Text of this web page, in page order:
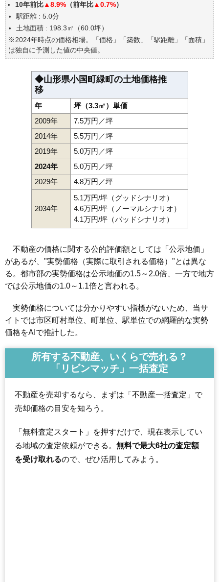
自分の年収でいくらの不動産が買える？
10年前比▲8.9% （前年比▲0.7%）
駅距離 : 5.0分
土地面積 : 198.3㎡（60.0坪）
※2024年時点の価格相場。「価格」「築数」「駅距離」「面積」
は独自に予測した値の中央値。
◆山形県小国町緑町の土地価格推
移
年
坪（3.3㎡）単価
2009年
7.5万円／坪
2014年
5.5万円／坪
2019年
5.0万円／坪
2024年
5.0万円／坪
2029年
4.8万円／坪
2034年
5.1万円/坪（グッドシナリオ）
4.6万円/坪（ノーマルシナリオ）
4.1万円/坪（バッドシナリオ）
不動産の価格に関する公的評価額としては「公示地価」
があるが、"実勢価格（実際に取引される価格）"とは異な
る。都市部の実勢価格は公示地価の1.5～2.0倍、一方で地方
では公示地価の1.0～1.1倍と言われる。
実勢価格については分かりやすい指標がないため、当サ
イトでは市区町村単位、町単位、駅単位での網羅的な実勢
価格をAIで推計した。
所有する不動産、いくらで売れる？
「リビンマッチ」一括査定
不動産を売却するなら、まずは「不動産一括査定」で
売却価格の目安を知ろう。
「無料査定スタート」を押すだけで、現在表示してい
る地域の査定依頼ができる。 無料で最大6社の査定額
を受け取れるので、ぜひ活用してみよう。